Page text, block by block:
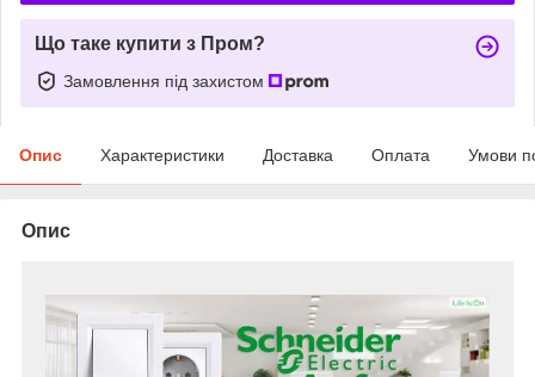
Що таке купити з Пром?
Замовлення під захистом
Опис Характеристики Доставка Оплата Умови
Опис